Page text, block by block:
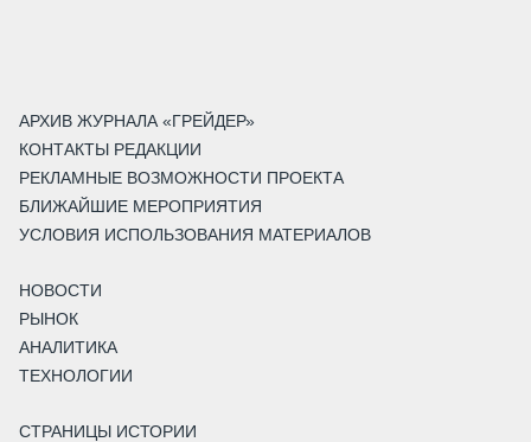
АРХИВ ЖУРНАЛА «ГРЕЙДЕР»
КОНТАКТЫ РЕДАКЦИИ
РЕКЛАМНЫЕ ВОЗМОЖНОСТИ ПРОЕКТА
БЛИЖАЙШИЕ МЕРОПРИЯТИЯ
УСЛОВИЯ ИСПОЛЬЗОВАНИЯ МАТЕРИАЛОВ
НОВОСТИ
РЫНОК
АНАЛИТИКА
ТЕХНОЛОГИИ
СТРАНИЦЫ ИСТОРИИ